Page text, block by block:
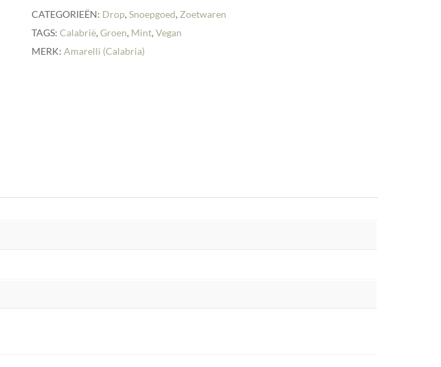
CATEGORIEËN: Drop,Snoepgoed, Zoetwaren
TAGS:Calabrië,Groen, Mint,Vegan
MERK:Amarelli (Calabria)